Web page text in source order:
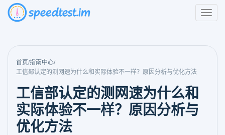
首页/指南中心/
工信部认定的测网速为什么和实际体验不一样？原因分析与优化方法
工信部认定的测网速为什么和
实际体验不一样？原因分析与
优化方法